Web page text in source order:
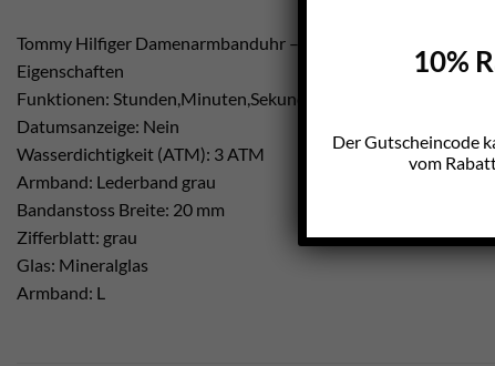
Tommy Hilfiger Damenarmbanduhr – 1781365
Eigenschaften
Funktionen: Stunden,Minuten,Sekunden
Datumsanzeige: Nein
Wasserdichtigkeit (ATM): 3 ATM
Armband: Lederband grau
Bandanstoss Breite: 20 mm
Zifferblatt: grau
Glas: Mineralglas
Armband: L
10%
Der Gutscheincode
vom